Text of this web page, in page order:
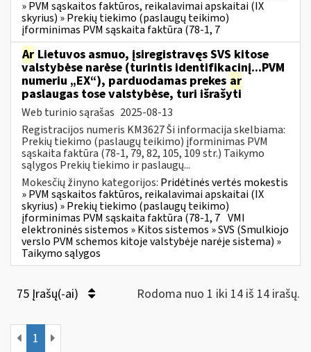
» PVM sąskaitos faktūros, reikalavimai apskaitai (IX
skyrius) » Prekių tiekimo (paslaugų teikimo)
įforminimas PVM sąskaita faktūra (78-1, 7
Ar Lietuvos asmuo, įsiregistravęs SVS kitose
valstybėse narėse (turintis identifikacinį...PVM
numeriu „EX“), parduodamas prekes ar
paslaugas tose valstybėse, turi išrašyti
Web turinio sąrašas 2025-08-13
Registracijos numeris KM3627 Ši informacija skelbiama:
Prekių tiekimo (paslaugų teikimo) įforminimas PVM
sąskaita faktūra (78-1, 79, 82, 105, 109 str.) Taikymo
sąlygos Prekių tiekimo ir paslaugų...
Mokesčių žinyno kategorijos: Pridėtinės vertės mokestis
» PVM sąskaitos faktūros, reikalavimai apskaitai (IX
skyrius) » Prekių tiekimo (paslaugų teikimo)
įforminimas PVM sąskaita faktūra (78-1, 7 VMI
elektroninės sistemos » Kitos sistemos » SVS (Smulkiojo
verslo PVM schemos kitoje valstybėje narėje sistema) »
Taikymo sąlygos
75 Įrašų(-ai) Rodoma nuo 1 iki 14 iš 14 irašų.
1